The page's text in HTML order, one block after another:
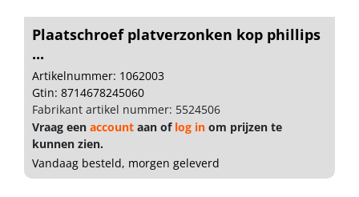
Plaatschroef platverzonken kop phillips
...
Artikelnummer: 1062003
Gtin: 8714678245060
Fabrikant artikel nummer: 5524506
Vraag een account aan of log in om prijzen te
kunnen zien.
Vandaag besteld, morgen geleverd